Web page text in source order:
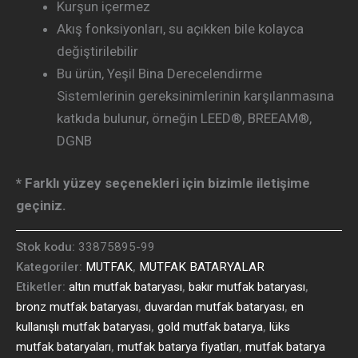
Kurşun içermez
Akış fonksiyonları, su açıkken bile kolayca
değiştirilebilir
Bu ürün, Yeşil Bina Derecelendirme
Sistemlerinin gereksinimlerinin karşılanmasına
katkıda bulunur, örneğin LEED®, BREEAM®,
DGNB
* Farklı yüzey seçenekleri için bizimle iletişime
geçiniz.
Stok kodu: 33875895-99
Kategoriler: MUTFAK, MUTFAK BATARYALAR
Etiketler: altın mutfak bataryası, bakır mutfak bataryası,
bronz mutfak bataryası, duvardan mutfak bataryası, en
kullanışlı mutfak bataryası, gold mutfak batarya, lüks
mutfak bataryaları, mutfak batarya fiyatları, mutfak batarya